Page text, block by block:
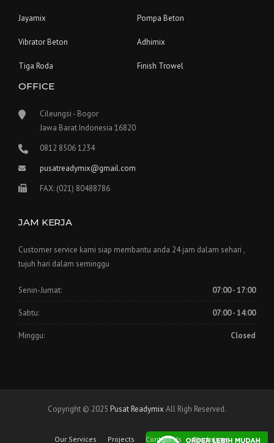
Jayamix Pompa Beton
Vibrator Beton Adhimix
Tiga Roda Finish Trowel
OFFICE
Cileungsi - Bogor
Jawa Barat Indonesia 16820
0812 8506 1234
pusatreadymix@gmail.com
FAX: (021) 80488786
JAM KERJA
Customer service kami siap membantu anda 24 jam dalam sehari ,
tujuh hari dalam seminggu
Senin-Jumat: 07:00 - 17:00
Sabtu: 07:00 - 14:00
Minggu: Closed
Copyright © 2025 Pusat Readymix All Righ Reserved.
Our Services Projects Contact Us Disclaimer